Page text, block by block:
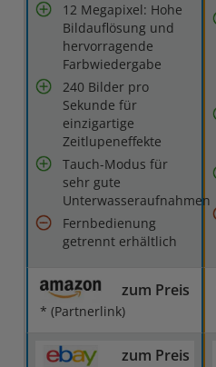
12 Megapixel: Hohe
Bildauflösung und
hervorragende
Farbwiedergabe
240 Bilder pro
Sekunde für
einzigartige
Zeitlupeneffekte
Tauch-Modus für
sehr gute
Unterwasseraufnahmen
Fernbedienung
getrennt erhältlich
zum Preis
* (Partnerlink)
zum Preis